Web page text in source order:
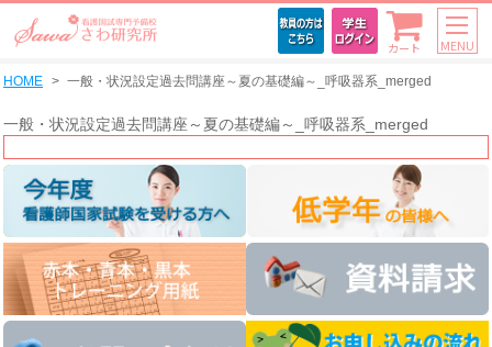
カート MENU
HOME 一般・状況設定過去問講座～夏の基礎編～_呼吸器系_merged
一般・状況設定過去問講座～夏の基礎編～_呼吸器系_merged